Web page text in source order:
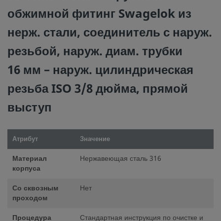
обжимной фитинг Swagelok из
нерж. стали, соединитель с наруж.
резьбой, наруж. диам. трубки
16 мм – наруж. цилиндрическая
резьба ISO 3/8 дюйма, прямой
выступ
Атрибут Значение
Материал
корпуса
Нержавеющая сталь 316
Со сквозным
проходом
Нет
Процедура Стандартная инструкция по очистке и